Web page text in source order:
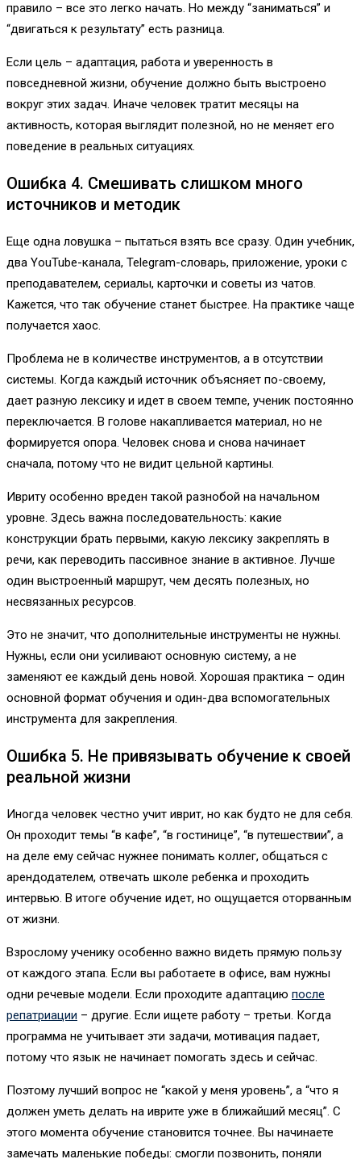
правило – все это легко начать. Но между “заниматься” и
“двигаться к результату” есть разница.
Если цель – адаптация, работа и уверенность в
повседневной жизни, обучение должно быть выстроено
вокруг этих задач. Иначе человек тратит месяцы на
активность, которая выглядит полезной, но не меняет его
поведение в реальных ситуациях.
Ошибка 4. Смешивать слишком много
источников и методик
Еще одна ловушка – пытаться взять все сразу. Один учебник,
два YouTube-канала, Telegram-словарь, приложение, уроки с
преподавателем, сериалы, карточки и советы из чатов.
Кажется, что так обучение станет быстрее. На практике чаще
получается хаос.
Проблема не в количестве инструментов, а в отсутствии
системы. Когда каждый источник объясняет по-своему,
дает разную лексику и идет в своем темпе, ученик постоянно
переключается. В голове накапливается материал, но не
формируется опора. Человек снова и снова начинает
сначала, потому что не видит цельной картины.
Ивриту особенно вреден такой разнобой на начальном
уровне. Здесь важна последовательность: какие
конструкции брать первыми, какую лексику закреплять в
речи, как переводить пассивное знание в активное. Лучше
один выстроенный маршрут, чем десять полезных, но
несвязанных ресурсов.
Это не значит, что дополнительные инструменты не нужны.
Нужны, если они усиливают основную систему, а не
заменяют ее каждый день новой. Хорошая практика – один
основной формат обучения и один-два вспомогательных
инструмента для закрепления.
Ошибка 5. Не привязывать обучение к своей
реальной жизни
Иногда человек честно учит иврит, но как будто не для себя.
Он проходит темы “в кафе”, “в гостинице”, “в путешествии”, а
на деле ему сейчас нужнее понимать коллег, общаться с
арендодателем, отвечать школе ребенка и проходить
интервью. В итоге обучение идет, но ощущается оторванным
от жизни.
Взрослому ученику особенно важно видеть прямую пользу
от каждого этапа. Если вы работаете в офисе, вам нужны
одни речевые модели. Если проходите адаптацию после
репатриации – другие. Если ищете работу – третьи. Когда
программа не учитывает эти задачи, мотивация падает,
потому что язык не начинает помогать здесь и сейчас.
Поэтому лучший вопрос не “какой у меня уровень”, а “что я
должен уметь делать на иврите уже в ближайший месяц”. С
этого момента обучение становится точнее. Вы начинаете
замечать маленькие победы: смогли позвонить, поняли